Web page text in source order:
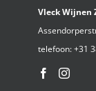
Vleck Wijnen
telefoon:+31